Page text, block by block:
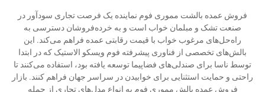
فروش عمده بالشت مموری فوم نماینده یک فرصت تجاری سودآور در
صنعت تشک و مبلمان خواب است و به خرده‌فروشان دسترسی به
راه‌حل‌های مرغوب خواب با قیمت رقابتی عمده فراهم می‌کند. این
بالش‌های تخصصی از فناوری پیشرفته فوم ویسکو الاستیک که در ابتدا
توسط ناسا برای صندلی‌های فضاپیما توسعه یافته بود، استفاده می‌کنند تا
راحتی و حمایت استثنایی برای خوابیدن در سراسر جهان فراهم کنند. بازار
فروش عمده بالش مموری فوم به انواع مدل‌های تجاری از جمله